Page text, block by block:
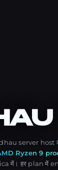
server host
Ryzen 9
में। हर plan में